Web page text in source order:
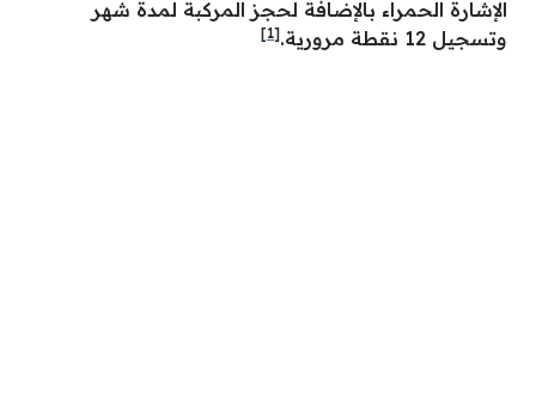
الإشارة الحمراء بالإضافة لحجز المركبة لمدة شهر
وتسجيل 12 نقطة مرورية.
[1]